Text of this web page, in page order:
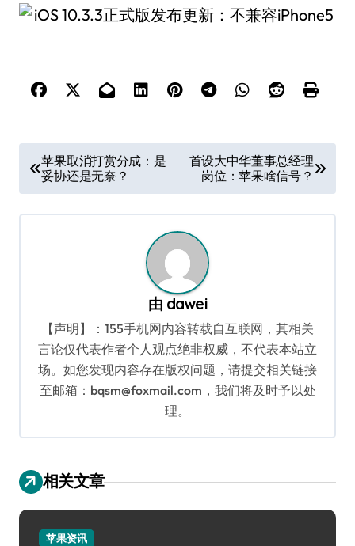
章
导
苹果取消打赏分成：是
妥协还是无奈？
首设大中华董事总经理
岗位：苹果啥信号？
由 dawei
【声明】：155手机网内容转载自互联网，其相关
言论仅代表作者个人观点绝非权威，不代表本站立
场。如您发现内容存在版权问题，请提交相关链接
至邮箱：bqsm@foxmail.com，我们将及时予以处
理。
相关文章
苹果资讯